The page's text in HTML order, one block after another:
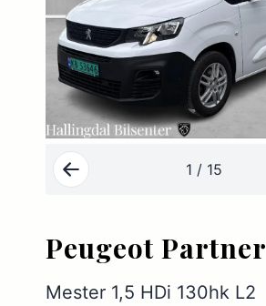
1 / 15
Peugeot Partner
Mester 1,5 HDi 130hk L2